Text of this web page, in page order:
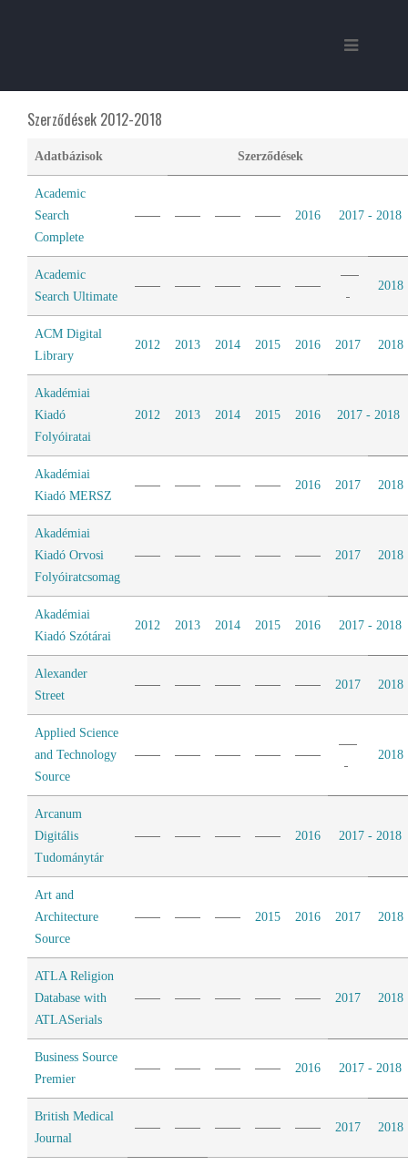
Szerződések 2012-2018
Adatbázisok Szerződések
Academic
Search
Complete
2016 2017 - 2018
Academic
Search Ultimate
2018
ACM Digital
Library
2012 2013 2014 2015 2016 2017 2018
Akadémiai
Kiadó
Folyóiratai
2012 2013 2014 2015 2016 2017 - 2018
Akadémiai
Kiadó MERSZ
2016 2017 2018
Akadémiai
Kiadó Orvosi
Folyóiratcsomag
2017 2018
Akadémiai
Kiadó Szótárai
2012 2013 2014 2015 2016 2017 - 2018
Alexander
Street
2017 2018
Applied Science
and Technology
Source
2018
Arcanum
Digitális
Tudománytár
2016 2017 - 2018
Art and
Architecture
Source
2015 2016 2017 2018
ATLA Religion
Database with
ATLASerials
2017 2018
Business Source
Premier
2016 2017 - 2018
British Medical
Journal
2017 2018